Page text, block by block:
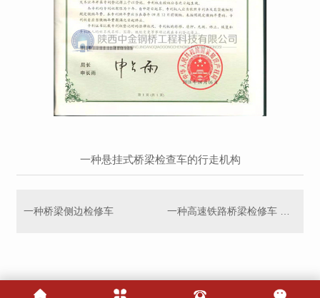
一种悬挂式桥梁检查车的行走机构
一种桥梁侧边检修车